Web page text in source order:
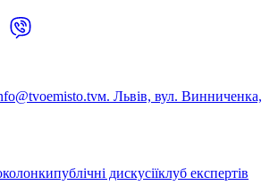
м. Львів, вул. Винниченка,
колонкипублічні дискусіїклуб експертів